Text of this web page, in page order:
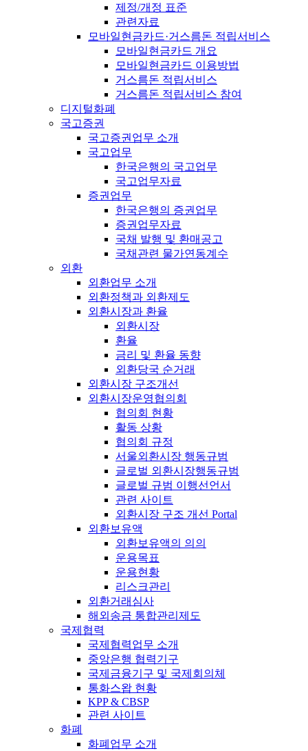
제정/개정 표준
관련자료
모바일현금카드·거스름돈 적립서비스
모바일현금카드 개요
모바일현금카드 이용방법
거스름돈 적립서비스
거스름돈 적립서비스 참여
디지털화폐
국고증권
국고증권업무 소개
국고업무
한국은행의 국고업무
국고업무자료
증권업무
한국은행의 증권업무
증권업무자료
국채 발행 및 환매공고
국채관련 물가연동계수
외환
외환업무 소개
외환정책과 외환제도
외환시장과 환율
외환시장
환율
금리 및 환율 동향
외환당국 순거래
외환시장 구조개선
외환시장운영협의회
협의회 현황
활동 상황
협의회 규정
서울외환시장 행동규범
글로벌 외환시장행동규범
글로벌 규범 이행선언서
관련 사이트
외환시장 구조 개선 Portal
외환보유액
외환보유액의 의의
운용목표
운용현황
리스크관리
외환거래심사
해외송금 통합관리제도
국제협력
국제협력업무 소개
중앙은행 협력기구
국제금융기구 및 국제회의체
통화스왑 현황
KPP & CBSP
관련 사이트
화폐
화폐업무 소개